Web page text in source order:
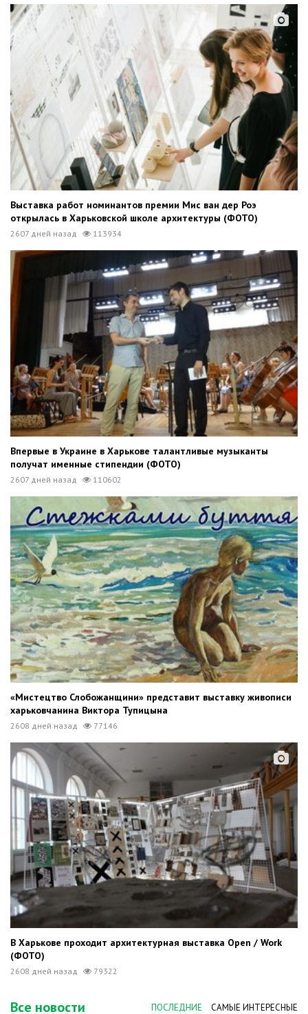
Выставка работ номинантов премии Мис ван дер Роэ
открылась в Харьковской школе архитектуры (ФОТО)
2607 дней назад 113934
Впервые в Украине в Харькове талантливые музыканты
получат именные стипендии (ФОТО)
2607 дней назад 110602
«Мистецтво Слобожанщини» представит выставку живописи
харьковчанина Виктора Тупицына
2608 дней назад 77146
В Харькове проходит архитектурная выставка Open / Work
(ФОТО)
2608 дней назад 79322
Все новости ПОСЛЕДНИЕ САМЫЕ ИНТЕРЕСНЫЕ